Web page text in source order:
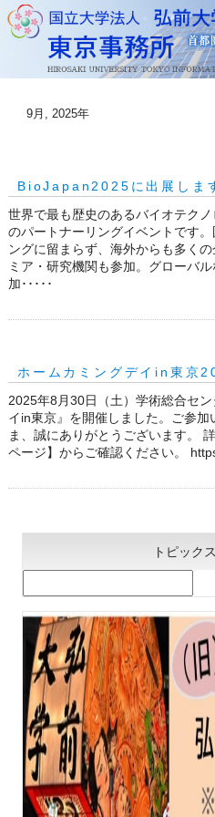
9月, 2025年
BioJapan2025に出展しま
世界で最も歴史のあるバイオテク
のパートナーリングイベントです
ングに留まらず、海外からも多く
ミア・研究機関も参加。グローバ
加･････
ホームカミングデイin東京
2025年8月30日（土）学術総合セ
イin東京』を開催しました。ご参加
ま、誠にありがとうございます。
ページ】からご確認ください。
トピック